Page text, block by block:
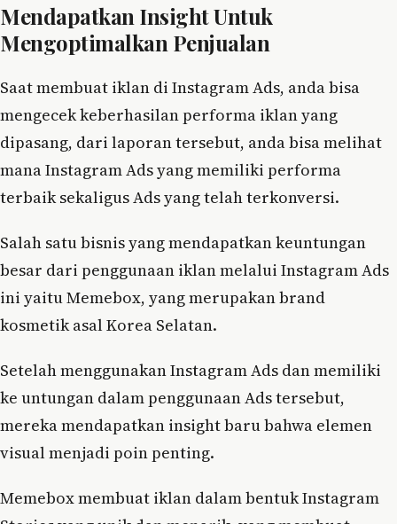
Mendapatkan Insight Untuk
Mengoptimalkan Penjualan
Saat membuat iklan di Instagram Ads, anda bisa
mengecek keberhasilan performa iklan yang
dipasang, dari laporan tersebut, anda bisa melihat
mana Instagram Ads yang memiliki performa
terbaik sekaligus Ads yang telah terkonversi.
Salah satu bisnis yang mendapatkan keuntungan
besar dari penggunaan iklan melalui Instagram Ads
ini yaitu Memebox, yang merupakan brand
kosmetik asal Korea Selatan.
Setelah menggunakan Instagram Ads dan memiliki
ke untungan dalam penggunaan Ads tersebut,
mereka mendapatkan insight baru bahwa elemen
visual menjadi poin penting.
Memebox membuat iklan dalam bentuk Instagram